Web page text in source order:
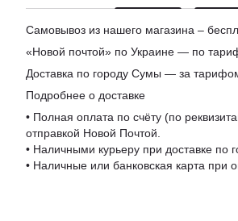
Купить шоколад в киеве
Подарочные боксы для женщин
Цена на вино
Заказ сыра
Самовывоз из нашего магазина –
«Новой почтой» по Украине — по
Доставка по городу Сумы — за
Подробнее о доставке
• Полная оплата по счёту (по
отправкой Новой Почтой.
• Наличными курьеру при доставке по
• Наличные или банковская карта при